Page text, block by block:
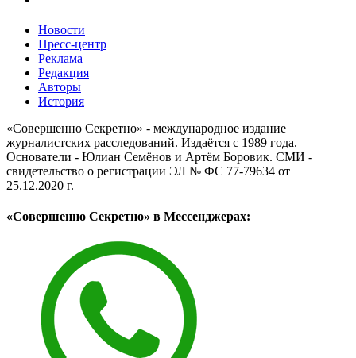
Новости
Пресс-центр
Реклама
Редакция
Авторы
История
«Совершенно Секретно» - международное издание
журналистских расследований. Издаётся с 1989 года.
Основатели - Юлиан Семёнов и Артём Боровик. CМИ -
свидетельство о регистрации ЭЛ № ФС 77-79634 от
25.12.2020 г.
«Совершенно Секретно» в Мессенджерах: